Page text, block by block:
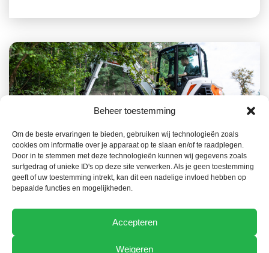
Beheer toestemming
Om de beste ervaringen te bieden, gebruiken wij technologieën zoals
cookies om informatie over je apparaat op te slaan en/of te raadplegen.
Door in te stemmen met deze technologieën kunnen wij gegevens zoals
surfgedrag of unieke ID's op deze site verwerken. Als je geen toestemming
geeft of uw toestemming intrekt, kan dit een nadelige invloed hebben op
bepaalde functies en mogelijkheden.
Accepteren
Weigeren
ACTUEEL NIEUWS
Het Bobcat-gamma, een belangrijke troef in de
preventie van bosbranden